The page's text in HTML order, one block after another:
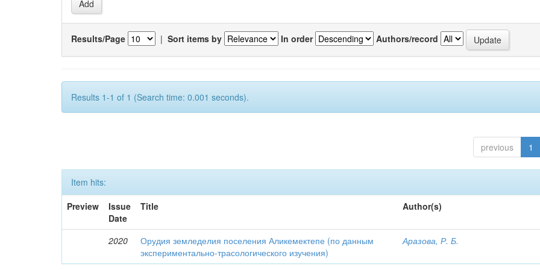
Results/Page | Sort items by In order Authors/record
Results 1-1 of 1 (Search time: 0.001 seconds).
previous 1
Item hits:
Preview
Issue
Date
Title Author(s)
2020
Орудия земледелия поселения Аликемектепе (по данным
экспериментально-трасологического изучения)
Аразова, Р. Б.